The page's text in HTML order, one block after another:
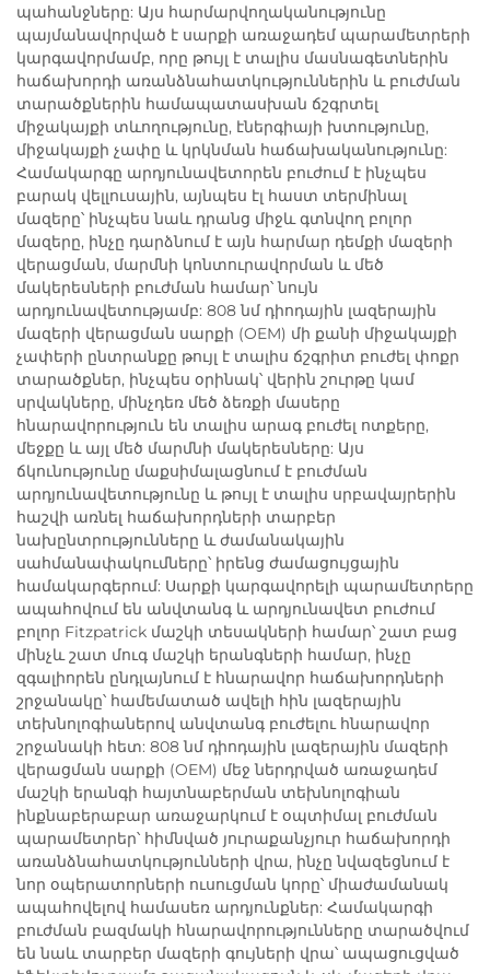
պահանջները: Այս հարմարվողականությունը
պայմանավորված է սարքի առաջադեմ պարամետրերի
կարգավորմամբ, որը թույլ է տալիս մասնագետներին
հաճախորդի առանձնահատկություններին և բուժման
տարածքներին համապատասխան ճշգրտել
միջակայքի տևողությունը, էներգիայի խտությունը,
միջակայքի չափը և կրկնման հաճախականությունը:
Համակարգը արդյունավետորեն բուժում է ինչպես
բարակ վելլուսային, այնպես էլ հաստ տերմինալ
մազերը՝ ինչպես նաև դրանց միջև գտնվող բոլոր
մազերը, ինչը դարձնում է այն հարմար դեմքի մազերի
վերացման, մարմնի կոնտուրավորման և մեծ
մակերեսների բուժման համար՝ նույն
արդյունավետությամբ: 808 նմ դիոդային լազերային
մազերի վերացման սարքի (OEM) մի քանի միջակայքի
չափերի ընտրանքը թույլ է տալիս ճշգրիտ բուժել փոքր
տարածքներ, ինչպես օրինակ՝ վերին շուրթը կամ
սրվակները, մինչդեռ մեծ ձեռքի մասերը
հնարավորություն են տալիս արագ բուժել ոտքերը,
մեջքը և այլ մեծ մարմնի մակերեսները: Այս
ճկունությունը մաքսիմալացնում է բուժման
արդյունավետությունը և թույլ է տալիս սրբավայրերին
հաշվի առնել հաճախորդների տարբեր
նախընտրությունները և ժամանակային
սահմանափակումները՝ իրենց ժամացույցային
համակարգերում: Սարքի կարգավորելի պարամետրերը
ապահովում են անվտանգ և արդյունավետ բուժում
բոլոր Fitzpatrick մաշկի տեսակների համար՝ շատ բաց
մինչև շատ մուգ մաշկի երանգների համար, ինչը
զգալիորեն ընդլայնում է հնարավոր հաճախորդների
շրջանակը՝ համեմատած ավելի հին լազերային
տեխնոլոգիաներով անվտանգ բուժելու հնարավոր
շրջանակի հետ: 808 նմ դիոդային լազերային մազերի
վերացման սարքի (OEM) մեջ ներդրված առաջադեմ
մաշկի երանգի հայտնաբերման տեխնոլոգիան
ինքնաբերաբար առաջարկում է օպտիմալ բուժման
պարամետրեր՝ հիմնված յուրաքանչյուր հաճախորդի
առանձնահատկությունների վրա, ինչը նվազեցնում է
նոր օպերատորների ուսուցման կորը՝ միաժամանակ
ապահովելով համասեռ արդյունքներ: Համակարգի
բուժման բազմակի հնարավորությունները տարածվում
են նաև տարբեր մազերի գույների վրա՝ ապացուցված